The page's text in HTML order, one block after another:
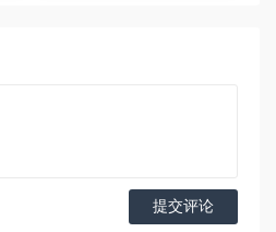
提交评论